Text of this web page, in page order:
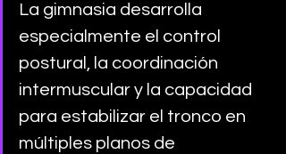
La gimnasia desarrolla
especialmente el control
postural, la coordinación
intermuscular y la capacidad
para estabilizar el tronco en
múltiples planos de